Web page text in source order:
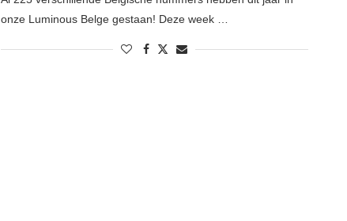
onze Luminous Belge gestaan! Deze week …